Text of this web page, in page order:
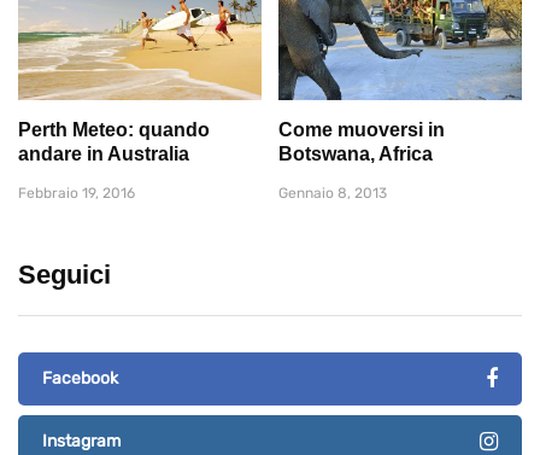
Perth Meteo: quando
andare in Australia
Febbraio 19, 2016
Come muoversi in
Botswana, Africa
Gennaio 8, 2013
Seguici
Facebook
Instagram